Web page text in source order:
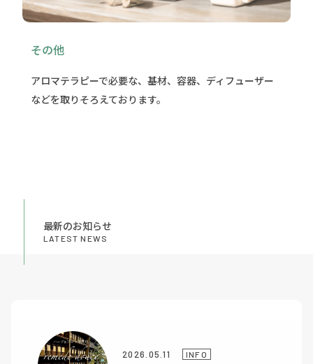
その他
アロマテラピーで必要な、基材、容器、ディフューザー
などを取りそろえております。
最新のお知らせ
LATEST NEWS
2026.05.11 INFO